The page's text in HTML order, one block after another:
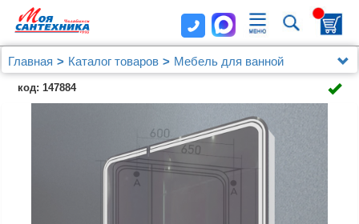
Главная Каталог товаров
Мебель для ванной
Зеркальный шкаф MIXLINE MIXLINE "Адриана"
700*800 (ШВ) 2створки,правый,сенсорный
код: 147884